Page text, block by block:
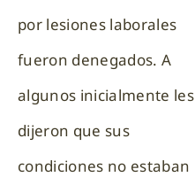
por lesiones laborales
fueron denegados. A
algunos inicialmente les
dijeron que sus
condiciones no estaban